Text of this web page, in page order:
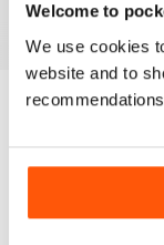
Welcome to
We use cookies
website and to
OTHER